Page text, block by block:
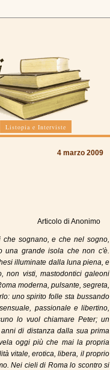
Listopia e Interviste
4 marzo 2009
Articolo di Anonimo
sognano, e che nel sogno,
una grande isola che non c'è.
illuminate dalla luna piena, e
non visti, mastodontici galeoni
moderna, pulsante, segreta,
uno spirito folle sta bussando
passionale e libertino,
lo vuol chiamare Peter; un
di distanza dalla sua prima
oggi più che mai la propria
vitale, erotica, libera, il proprio
Nei cieli di Roma lo scontro si